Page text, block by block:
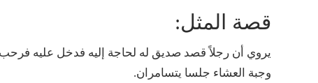
قصة المثل:
يروي أن رجلاً قصد صديق له لحاجة إليه فدخل عليه فرحب
وجبة العشاء جلسا يتسامران.